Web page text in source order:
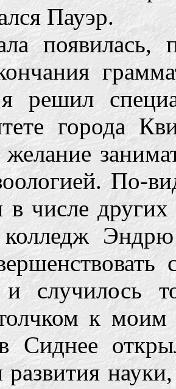
Пауэр.
появилась,
решил
города
желание
По-
числе других
и случилось
к
Сиднее
развития